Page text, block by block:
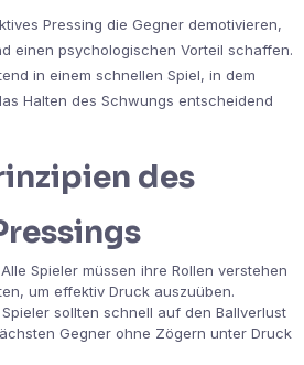
Pressing die Gegner demotivieren,
einen psychologischen Vorteil schaffen.
in einem schnellen Spiel, in dem
Halten des Schwungs entscheidend
des
Alle Spieler müssen ihre Rollen verstehen
um effektiv Druck auszuüben.
Spieler sollten schnell auf den Ballverlust
Gegner ohne Zögern unter Druck